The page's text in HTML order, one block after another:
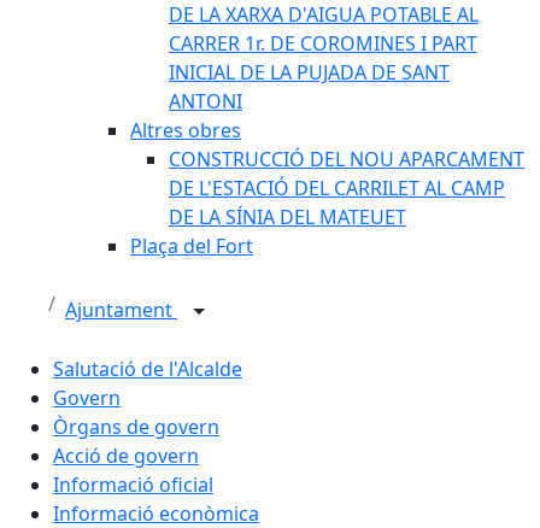
DE LA XARXA D'AIGUA POTABLE AL
CARRER 1r. DE COROMINES I PART
INICIAL DE LA PUJADA DE SANT
ANTONI
Altres obres
CONSTRUCCIÓ DEL NOU APARCAMENT
DE L'ESTACIÓ DEL CARRILET AL CAMP
DE LA SÍNIA DEL MATEUET
Plaça del Fort
Ajuntament
Salutació de l'Alcalde
Govern
Òrgans de govern
Acció de govern
Informació oficial
Informació econòmica